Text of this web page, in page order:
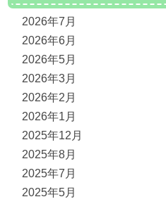
2026年7月
2026年6月
2026年5月
2026年3月
2026年2月
2026年1月
2025年12月
2025年8月
2025年7月
2025年5月